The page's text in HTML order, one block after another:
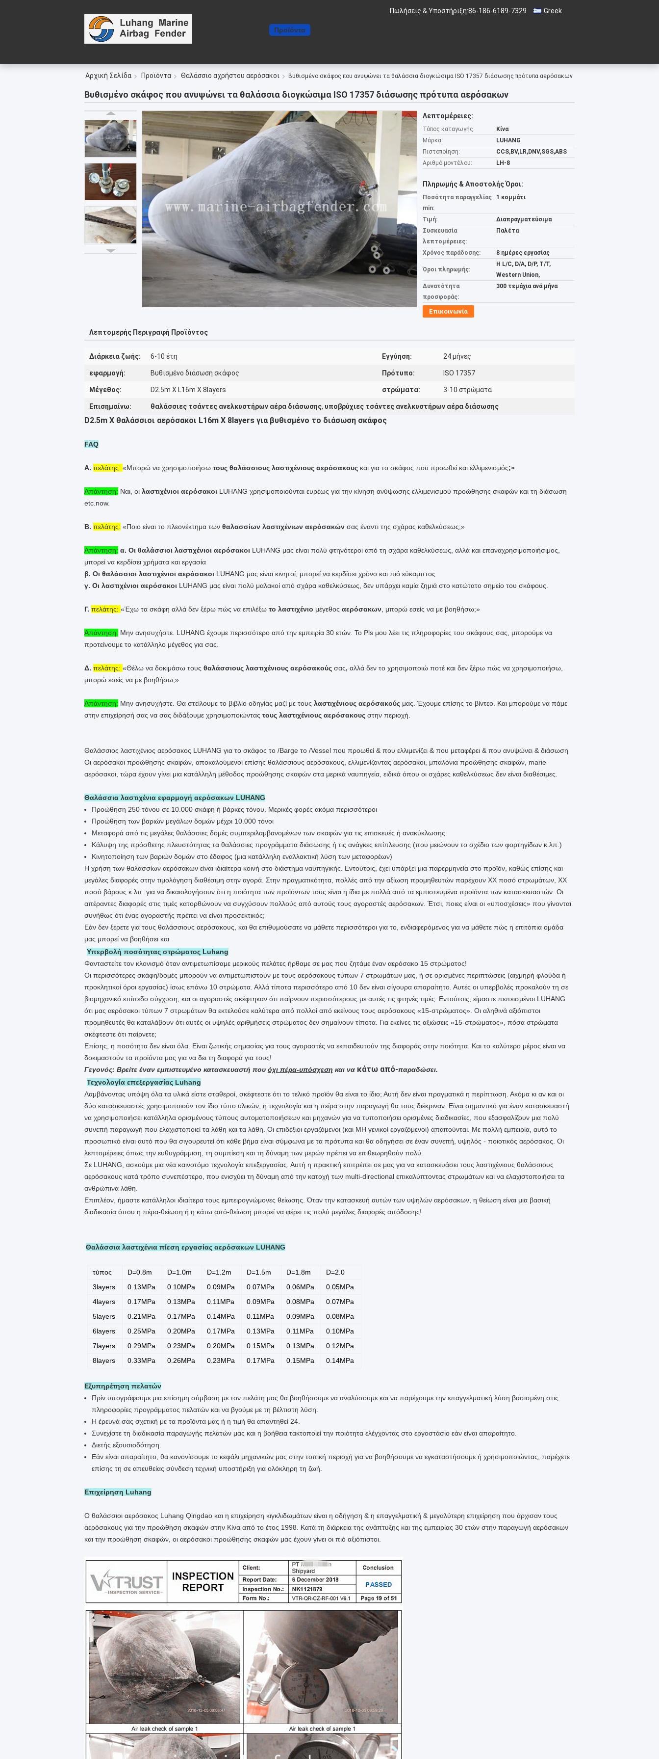
Greek
Πωλήσεις & Υποστήριξη:86-186-6189-7329
Προϊόντα
Αρχική Σελίδα Προϊόντα Θαλάσσιο αχρήστου αερόσακοι Βυθισμένο σκάφος που ανυψώνει τα θαλάσσια διογκώσιμα ISO 17357 διάσωσης πρότυπα αερόσακων
Βυθισμένο σκάφος που ανυψώνει τα θαλάσσια διογκώσιμα ISO 17357 διάσωσης πρότυπα αερόσακων
Λεπτομέρειες:
Τόπος καταγωγής:
Κίνα
Μάρκα:
LUHANG
Πιστοποίηση:
CCS,BV,LR,DNV,SGS,ABS
Αριθμό μοντέλου:
LH-8
Πληρωμής & Αποστολής Όροι:
Ποσότητα παραγγελίας
min:
1 κομμάτι
Τιμή:
Διαπραγματεύσιμα
Συσκευασία
λεπτομέρειες:
Παλέτα
Χρόνος παράδοσης: 8 ημέρες εργασίας
Όροι πληρωμής:
Η L/C, D/A, D/P, T/T,
Western Union,
Δυνατότητα
προσφοράς:
300 τεμάχια ανά μήνα
Επικοινωνία
Λεπτομερής Περιγραφή Προϊόντος
Διάρκεια ζωής: 6-10 έτη Εγγύηση: 24 μήνες
εφαρμογή: Βυθισμένο διάσωση σκάφος Πρότυπο: ISO 17357
Μέγεθος: D2.5m Χ L16m Χ 8layers στρώματα: 3-10 στρώματα
Επισημαίνω: θαλάσσιες τσάντες ανελκυστήρων αέρα διάσωσης, υποβρύχιες τσάντες ανελκυστήρων αέρα διάσωσης
D2.5m Χ θαλάσσιοι αερόσακοι L16m Χ 8layers για βυθισμένο το διάσωση σκάφος
FAQ
Α. πελάτης: «Μπορώ να χρησιμοποιήσω τους θαλάσσιους λαστιχένιους αερόσακους και για το σκάφος που προωθεί και ελλιμενισμός;»
Απάντηση: Ναι, οι λαστιχένιοι αερόσακοι LUHANG χρησιμοποιούνται ευρέως για την κίνηση ανύψωσης ελλιμενισμού προώθησης σκαφών και τη διάσωση
etc.now.
Β. πελάτης: «Ποιο είναι το πλεονέκτημα των θαλασσίων λαστιχένιων αερόσακών σας έναντι της σχάρας καθελκύσεως;»
Απάντηση: α. Οι θαλάσσιοι λαστιχένιοι αερόσακοι LUHANG μας είναι πολύ φτηνότεροι από τη σχάρα καθελκύσεως, αλλά και επαναχρησιμοποιήσιμος,
μπορεί να κερδίσει χρήματα και εργασία
β. Οι θαλάσσιοι λαστιχένιοι αερόσακοι LUHANG μας είναι κινητοί, μπορεί να κερδίσει χρόνο και πιό εύκαμπτος
γ. Οι λαστιχένιοι αερόσακοι LUHANG μας είναι πολύ μαλακοί από σχάρα καθελκύσεως, δεν υπάρχει καμία ζημιά στο κατώτατο σημείο του σκάφους.
Γ. πελάτης: «Έχω τα σκάφη αλλά δεν ξέρω πώς να επιλέξω το λαστιχένιο μέγεθος αερόσακων , μπορώ εσείς να με βοηθήσω;»
Απάντηση: Μην ανησυχήστε. LUHANG έχουμε περισσότερο από την εμπειρία 30 ετών. Το Pls μου λέει τις πληροφορίες του σκάφους σας, μπορούμε να
προτείνουμε το κατάλληλο μέγεθος για σας.
Δ. πελάτης: «Θέλω να δοκιμάσω τους θαλάσσιους λαστιχένιους αερόσακούς σας, αλλά δεν το χρησιμοποιώ ποτέ και δεν ξέρω πώς να χρησιμοποιήσω,
μπορώ εσείς να με βοηθήσω;»
Απάντηση: Μην ανησυχήστε. Θα στείλουμε το βιβλίο οδηγίας μαζί με τους λαστιχένιους αερόσακούς μας. Έχουμε επίσης το βίντεο. Και μπορούμε να πάμε
στην επιχείρησή σας να σας διδάξουμε χρησιμοποιώντας τους λαστιχένιους αερόσακους στην περιοχή.
Θαλάσσιος λαστιχένιος αερόσακος LUHANG για το σκάφος το /Barge το /Vessel που προωθεί & που ελλιμενίζει & που μεταφέρει & που ανυψώνει & διάσωση
Οι αερόσακοι προώθησης σκαφών, αποκαλούμενοι επίσης θαλάσσιους αερόσακους, ελλιμενίζοντας αερόσακοι, μπαλόνια προώθησης σκαφών, marie
αερόσακοι, τώρα έχουν γίνει μια κατάλληλη μέθοδος προώθησης σκαφών στα μερικά ναυπηγεία, ειδικά όπου οι σχάρες καθελκύσεως δεν είναι διαθέσιμες.
Θαλάσσια λαστιχένια εφαρμογή αερόσακων LUHANG
Προώθηση 250 τόνου σε 10.000 σκάφη ή βάρκες τόνου. Μερικές φορές ακόμα περισσότεροι
Προώθηση των βαριών μεγάλων δομών μέχρι 10.000 τόνοι
Μεταφορά από τις μεγάλες θαλάσσιες δομές συμπεριλαμβανομένων των σκαφών για τις επισκευές ή ανακύκλωσης
Κάλυψη της πρόσθετης πλευστότητας τα θαλάσσιες προγράμματα διάσωσης ή τις ανάγκες επίπλευσης (που μειώνουν το σχέδιο των φορτηγίδων κ.λπ.)
Κινητοποίηση των βαριών δομών στο έδαφος (μια κατάλληλη εναλλακτική λύση των μεταφορέων)
Η χρήση των θαλασσίων αερόσακων είναι ιδιαίτερα κοινή στο διάστημα ναυπηγικής. Εντούτοις, έχει υπάρξει μια παρερμηνεία στο προϊόν, καθώς επίσης και
μεγάλες διαφορές στην τιμολόγηση διαθέσιμη στην αγορά. Στην πραγματικότητα, πολλές από την αξίωση προμηθευτών παρέχουν ΧΧ ποσό στρωμάτων, ΧΧ
ποσό βάρους κ.λπ. για να δικαιολογήσουν ότι η ποιότητα των προϊόντων τους είναι η ίδια με πολλά από τα εμπιστευμένα προϊόντα των κατασκευαστών. Οι
απέραντες διαφορές στις τιμές κατορθώνουν να συγχύσουν πολλούς από αυτούς τους αγοραστές αερόσακων. Έτσι, ποιες είναι οι «υποσχέσεις» που γίνονται
συνήθως ότι ένας αγοραστής πρέπει να είναι προσεκτικός;
Εάν δεν ξέρετε για τους θαλάσσιους αερόσακους, και θα επιθυμούσατε να μάθετε περισσότεροι για το, ενδιαφερόμενος για να μάθετε πώς η επιτόπια ομάδα
μας μπορεί να βοηθήσει και
Υπερβολή ποσότητας στρώματος Luhang
Φανταστείτε τον κλονισμό όταν αντιμετωπίσαμε μερικούς πελάτες ήρθαμε σε μας που ζητάμε έναν αερόσακο 15 στρώματος!
Οι περισσότερες σκάφη/δομές μπορούν να αντιμετωπιστούν με τους αερόσακους τύπων 7 στρωμάτων μας, ή σε ορισμένες περιπτώσεις (αιχμηρή φλούδα ή
προκλητικοί όροι εργασίας) ίσως επάνω 10 στρώματα. Αλλά τίποτα περισσότερο από 10 δεν είναι σίγουρα απαραίτητο. Αυτές οι υπερβολές προκαλούν τη σε
βιομηχανικό επίπεδο σύγχυση, και οι αγοραστές σκέφτηκαν ότι παίρνουν περισσότερους με αυτές τις φτηνές τιμές. Εντούτοις, είμαστε πεπεισμένοι LUHANG
ότι μας αερόσακοι τύπων 7 στρωμάτων θα εκτελούσε καλύτερα από πολλοί από εκείνους τους αερόσακους «15-στρώματος». Οι αληθινά αξιόπιστοι
προμηθευτές θα καταλάβουν ότι αυτές οι υψηλές αριθμήσεις στρώματος δεν σημαίνουν τίποτα. Για εκείνες τις αξιώσεις «15-στρώματος», πόσα στρώματα
σκέφτεστε ότι παίρνετε;
Επίσης, η ποσότητα δεν είναι όλα. Είναι ζωτικής σημασίας για τους αγοραστές να εκπαιδευτούν της διαφοράς στην ποιότητα. Και το καλύτερο μέρος είναι να
δοκιμαστούν τα προϊόντα μας για να δει τη διαφορά για τους!
Γεγονός: Βρείτε έναν εμπιστευμένο κατασκευαστή που όχι πέρα-υπόσχεση και να κάτω από-παραδώσει.
Τεχνολογία επεξεργασίας Luhang
Λαμβάνοντας υπόψη όλα τα υλικά είστε σταθεροί, σκέφτεστε ότι το τελικό προϊόν θα είναι το ίδιο; Αυτή δεν είναι πραγματικά η περίπτωση. Ακόμα κι αν και οι
δύο κατασκευαστές χρησιμοποιούν τον ίδιο τύπο υλικών, η τεχνολογία και η πείρα στην παραγωγή θα τους διέκριναν. Είναι σημαντικό για έναν κατασκευαστή
να χρησιμοποιήσει κατάλληλα ορισμένους τύπους αυτοματοποιήσεων και μηχανών για να τυποποιήσει ορισμένες διαδικασίες, που εξασφαλίζουν μια πολύ
συνεπή παραγωγή που ελαχιστοποιεί τα λάθη και τα λάθη. Οι επιδέξιοι εργαζόμενοι (και ΜΗ γενικοί εργαζόμενοι) απαιτούνται. Με πολλή εμπειρία, αυτό το
προσωπικό είναι αυτό που θα σιγουρευτεί ότι κάθε βήμα είναι σύμφωνα με τα πρότυπα και θα οδηγήσει σε έναν συνεπή, υψηλός - ποιοτικός αερόσακος. Οι
λεπτομέρειες όπως την ευθυγράμμιση, τη συμπίεση και τη δύναμη των μερών πρέπει να επιθεωρηθούν πολύ.
Σε LUHANG, ασκούμε μια νέα καινοτόμο τεχνολογία επεξεργασίας. Αυτή η πρακτική επιτρέπει σε μας για να κατασκευάσει τους λαστιχένιους θαλάσσιους
αερόσακους κατά τρόπο συνεπέστερο, που ενισχύει τη δύναμη από την κατοχή των multi-directional επικαλύπτοντας στρωμάτων και να ελαχιστοποιήσει τα
ανθρώπινα λάθη.
Επιπλέον, ήμαστε κατάλληλοι ιδιαίτερα τους εμπειρογνώμονες θείωσης. Όταν την κατασκευή αυτών των υψηλών αερόσακων, η θείωση είναι μια βασική
διαδικασία όπου η πέρα-θείωση ή η κάτω από-θείωση μπορεί να φέρει τις πολύ μεγάλες διαφορές απόδοσης!
Θαλάσσια λαστιχένια πίεση εργασίας αερόσακων LUHANG
τύπος D=0.8m D=1.0m D=1.2m D=1.5m D=1.8m
D=2.0
3layers
0.13MPa 0.10MPa 0.09MPa 0.07MPa 0.06MPa
0.05MPa
4layers
0.17MPa 0.13MPa 0.11MPa 0.09MPa 0.08MPa
0.07MPa
5layers
0.21MPa 0.17MPa 0.14MPa 0.11MPa 0.09MPa
0.08MPa
6layers
0.25MPa 0.20MPa 0.17MPa 0.13MPa 0.11MPa
0.10MPa
7layers
0.29MPa 0.23MPa 0.20MPa 0.15MPa 0.13MPa
0.12MPa
8layers
0.33MPa 0.26MPa 0.23MPa 0.17MPa 0.15MPa 0.14MPa
Εξυπηρέτηση πελατών
Πρίν υπογράφουμε μια επίσημη σύμβαση με τον πελάτη μας θα βοηθήσουμε να αναλύσουμε και να παρέχουμε την επαγγελματική λύση βασισμένη στις
πληροφορίες προγράμματος πελατών και να βγούμε με τη βέλτιστη λύση.
Η έρευνά σας σχετική με τα προϊόντα μας ή η τιμή θα απαντηθεί 24.
Συνεχίστε τη διαδικασία παραγωγής πελατών μας και η βοήθεια τακτοποιεί την ποιότητα ελέγχοντας στο εργοστάσιο εάν είναι απαραίτητο.
Διετής εξουσιοδότηση.
Εάν είναι απαραίτητο, θα κανονίσουμε το κεφάλι μηχανικών μας στην τοπική περιοχή για να βοηθήσουμε να εγκαταστήσουμε ή χρησιμοποιώντας, παρέχετε
επίσης τη σε απευθείας σύνδεση τεχνική υποστήριξη για ολόκληρη τη ζωή.
Επιχείρηση Luhang
Ο θαλάσσιοι αερόσακος Luhang Qingdao και η επιχείρηση κιγκλιδωμάτων είναι η οδήγηση & η επαγγελματική & μεγαλύτερη επιχείρηση που άρχισαν τους
αερόσακους για την προώθηση σκαφών στην Κίνα από το έτος 1998. Κατά τη διάρκεια της ανάπτυξης και της εμπειρίας 30 ετών στην παραγωγή αερόσακων
και την προώθηση σκαφών, οι αερόσακοι προώθησης σκαφών μας έχουν γίνει οι πιό αξιόπιστοι.